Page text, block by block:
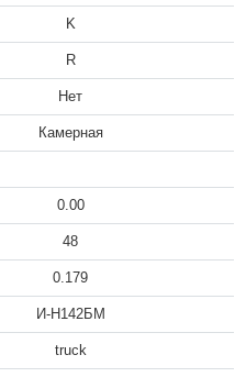
K
R
Нет
Камерная
0.00
48
0.179
И-Н142БМ
truck